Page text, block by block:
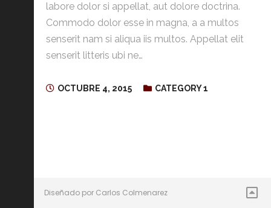
labore dolor si appellat, aut dolore doctrina.
Commodo dolor esse in magna, a a multos
senserit nam si aliqua iis multos. Appellat elit
senserit litteris ubi ne…
OCTUBRE 4, 2015 CATEGORY 1
Diseñado por Carlos Colmenarez